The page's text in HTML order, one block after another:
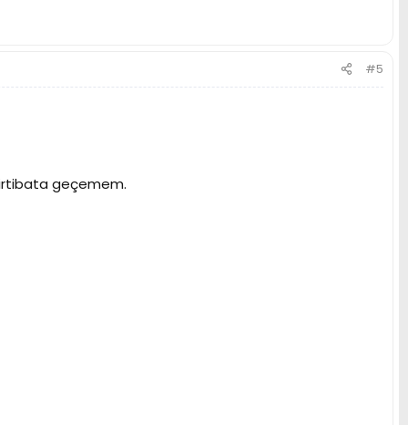
#5
geçemem.